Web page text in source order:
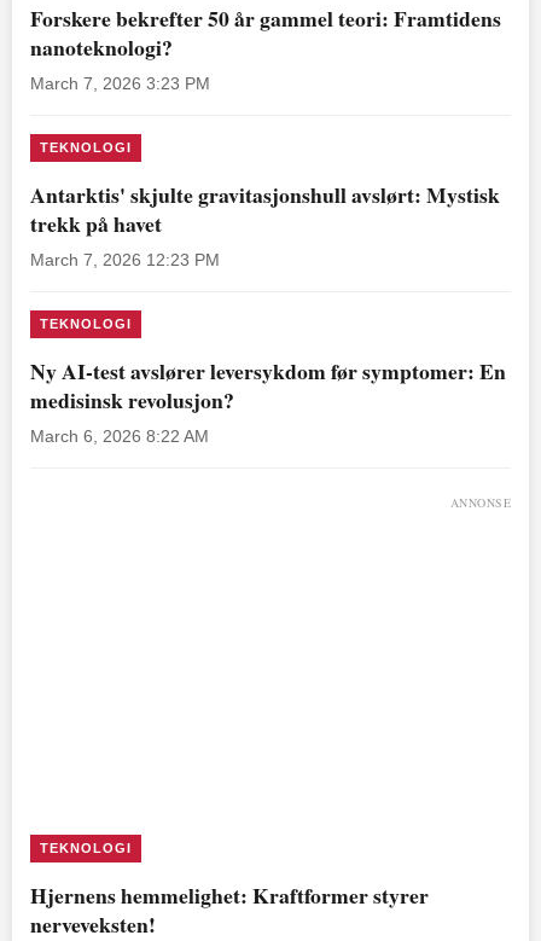
Forskere bekrefter 50 år gammel teori: Framtidens
nanoteknologi?
March 7, 2026 3:23 PM
TEKNOLOGI
Antarktis' skjulte gravitasjonshull avslørt: Mystisk
trekk på havet
March 7, 2026 12:23 PM
TEKNOLOGI
Ny AI-test avslører leversykdom før symptomer: En
medisinsk revolusjon?
March 6, 2026 8:22 AM
ANNONSE
TEKNOLOGI
Hjernens hemmelighet: Kraftformer styrer
nerveveksten!